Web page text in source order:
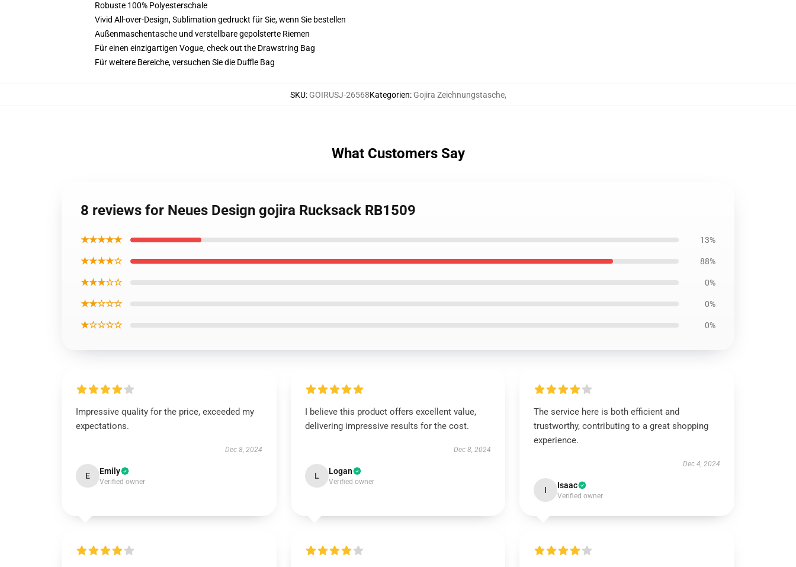
Robuste 100% Polyesterschale
Vivid All-over-Design, Sublimation gedruckt für Sie, wenn Sie bestellen
Außenmaschentasche und verstellbare gepolsterte Riemen
Für einen einzigartigen Vogue, check out the Drawstring Bag
Für weitere Bereiche, versuchen Sie die Duffle Bag
SKU: GOIRUSJ-26568Kategorien: Gojira Zeichnungstasche,
What Customers Say
8 reviews for Neues Design gojira Rucksack RB1509
★★★★★ 13%
★★★★☆ 88%
★★★☆☆ 0%
★★☆☆☆ 0%
★☆☆☆☆ 0%
Impressive quality for the price, exceeded my
expectations.
Dec 8, 2024
E Emily
Verified owner
I believe this product offers excellent value,
delivering impressive results for the cost.
Dec 8, 2024
L Logan
Verified owner
The service here is both efficient and
trustworthy, contributing to a great shopping
experience.
Dec 4, 2024
I Isaac
Verified owner